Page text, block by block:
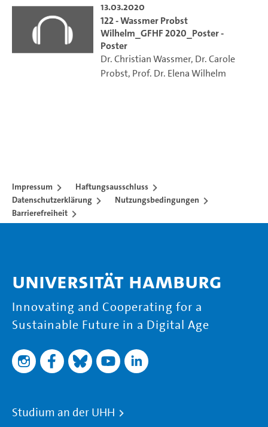
13.03.2020
122 - Wassmer Probst
Wilhelm_GFHF 2020_Poster -
Poster
Dr. Christian Wassmer, Dr. Carole
Probst, Prof. Dr. Elena Wilhelm
Impressum
Haftungsausschluss
Datenschutzerklärung
Nutzungsbedingungen
Barrierefreiheit
Universität Hamburg
Innovating and Cooperating for a
Sustainable Future in a Digital Age
Studium an der UHH